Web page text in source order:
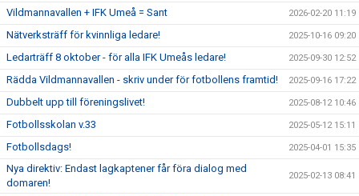
Vildmannavallen + IFK Umeå = Sant 2026-02-20 11:19
Nätverksträff för kvinnliga ledare! 2025-10-16 09:20
Ledarträff 8 oktober - för alla IFK Umeås ledare! 2025-09-30 12:52
Rädda Vildmannavallen - skriv under för fotbollens framtid! 2025-09-16 17:22
Dubbelt upp till föreningslivet! 2025-08-12 10:46
Fotbollsskolan v.33 2025-05-12 15:11
Fotbollsdags! 2025-04-01 15:35
Nya direktiv: Endast lagkaptener får föra dialog med
domaren!
2025-02-13 08:41